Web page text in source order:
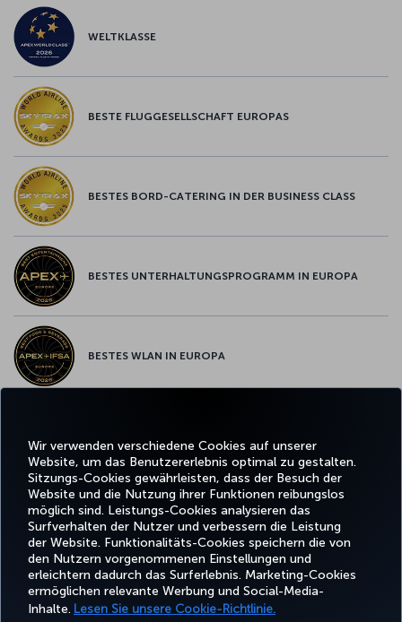
Wir verwenden verschiedene Cookies auf unserer
Website, um das Benutzererlebnis optimal zu gestalten.
Sitzungs-Cookies gewährleisten, dass der Besuch der
Website und die Nutzung ihrer Funktionen reibungslos
möglich sind. Leistungs-Cookies analysieren das
Surfverhalten der Nutzer und verbessern die Leistung
der Website. Funktionalitäts-Cookies speichern die von
den Nutzern vorgenommenen Einstellungen und
erleichtern dadurch das Surferlebnis. Marketing-Cookies
ermöglichen relevante Werbung und Social-Media-
Inhalte. Lesen Sie unsere Cookie-Richtlinie.
WELTKLASSE
BESTE FLUGGESELLSCHAFT EUROPAS
BESTES BORD-CATERING IN DER BUSINESS CLASS
BESTES UNTERHALTUNGSPROGRAMM IN EUROPA
BESTES WLAN IN EUROPA
Facebook
TwitterInstagram
YouTubeLinkedIn
TikTokBlog
BUCHEN
UND
VERWALTEN
ERLEBNIS
ANGEBOTE
UND
REISEZIELE
HILFE
TURKISH
AIRLINES
HOLIDAYS
Barrierefreiheit Impressum Datenschutz- und Cookie-Richtlinie Rechtliche Hinweise
Fluggastrechte Cookie-Einstellungen ändern